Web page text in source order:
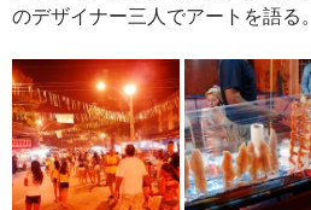
のデザイナー三人でアートを語る。